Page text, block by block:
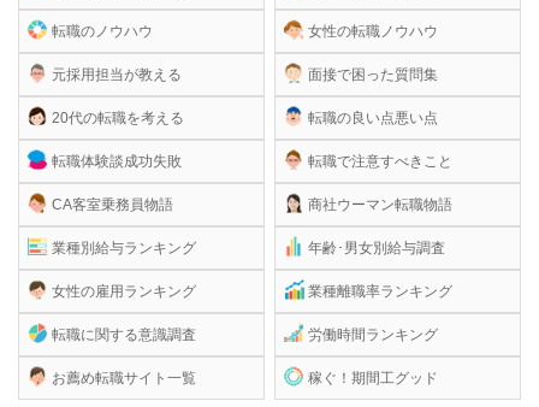
転職のノウハウ
元採用担当が教える
20代の転職を考える
転職体験談成功失敗
CA客室乗務員物語
業種別給与ランキング
女性の雇用ランキング
転職に関する意識調査
お薦め転職サイト一覧
女性の転職ノウハウ
面接で困った質問集
転職の良い点悪い点
転職で注意すべきこと
商社ウーマン転職物語
年齢･男女別給与調査
業種離職率ランキング
労働時間ランキング
稼ぐ！期間工グッド